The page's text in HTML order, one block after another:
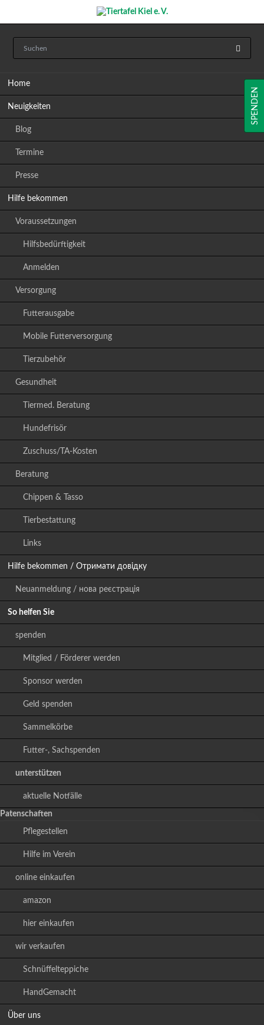
Home
Neuigkeiten
Blog
Termine
Presse
Hilfe bekommen
Voraussetzungen
Hilfsbedürftigkeit
Anmelden
Versorgung
Futterausgabe
Mobile Futterversorgung
Tierzubehör
Gesundheit
Tiermed. Beratung
Hundefrisör
Zuschuss/TA-Kosten
Beratung
Chippen & Tasso
Tierbestattung
Links
Hilfe bekommen / Отримати довідку
Neuanmeldung / нова реєстрація
So helfen Sie
spenden
Mitglied / Förderer werden
Sponsor werden
Geld spenden
Sammelkörbe
Futter-, Sachspenden
unterstützen
aktuelle Notfälle
Patenschaften
Pflegestellen
Hilfe im Verein
online einkaufen
amazon
hier einkaufen
wir verkaufen
Schnüffelteppiche
HandGemacht
Über uns
SPENDEN